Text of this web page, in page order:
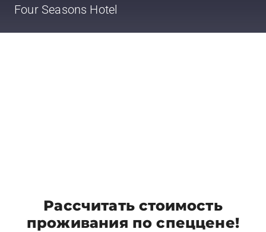
Four Seasons Hotel
Рассчитать стоимость
проживания по спеццене!